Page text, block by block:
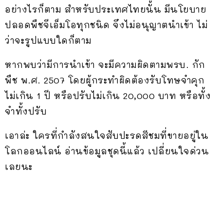
อย่างไรก็ตาม สำหรับประเทศไทยนั้น มีนโยบาย
ปลอดพืชจีเอ็มโอทุกชนิด จึงไม่อนุญาตนำเข้า ไม่
ว่าจะรูปแบบใดก็ตาม
หากพบว่ามีการนำเข้า จะมีความผิดตามพรบ. กัก
พืช พ.ศ. 2507 โดยผู้กระทำผิดต้องรับโทษจำคุก
ไม่เกิน 1 ปี หรือปรับไม่เกิน 20,000 บาท หรือทั้ง
จำทั้งปรับ
เอาล่ะ ใครที่กำลังสนใจสับปะรดสีชมที่ขายอยู่ใน
โลกออนไลน์ อ่านข้อมูลชุดนี้แล้ว เปลี่ยนใจด่วน
เลยนะ